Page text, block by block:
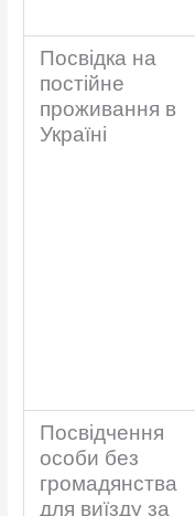
Посвідка на
постійне
проживання в
Україні
Посвідчення
особи без
громадянства
для виїзду за